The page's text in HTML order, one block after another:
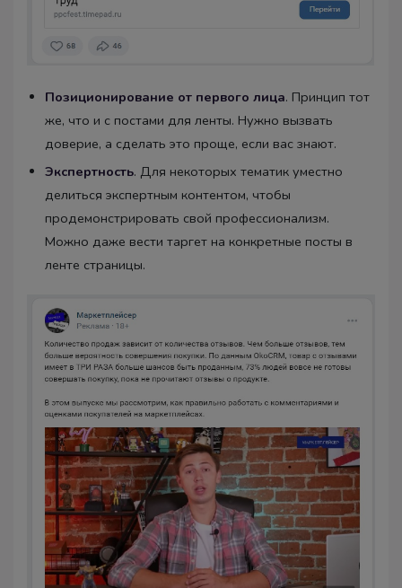
Позиционирование от первого лица. Принцип тот
же, что и с постами для ленты. Нужно вызвать
доверие, а сделать это проще, если вас знают.
Экспертность. Для некоторых тематик уместно
делиться экспертным контентом, чтобы
продемонстрировать свой профессионализм.
Можно даже вести таргет на конкретные посты в
ленте страницы.